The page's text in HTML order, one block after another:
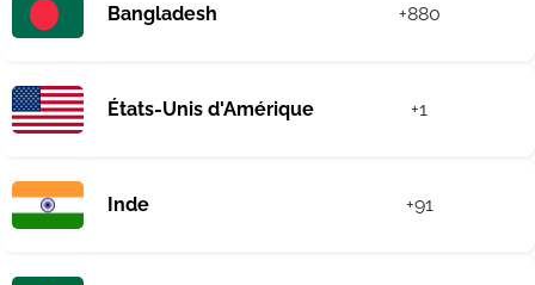
Bangladesh +880
États-Unis d'Amérique +1
Inde +91